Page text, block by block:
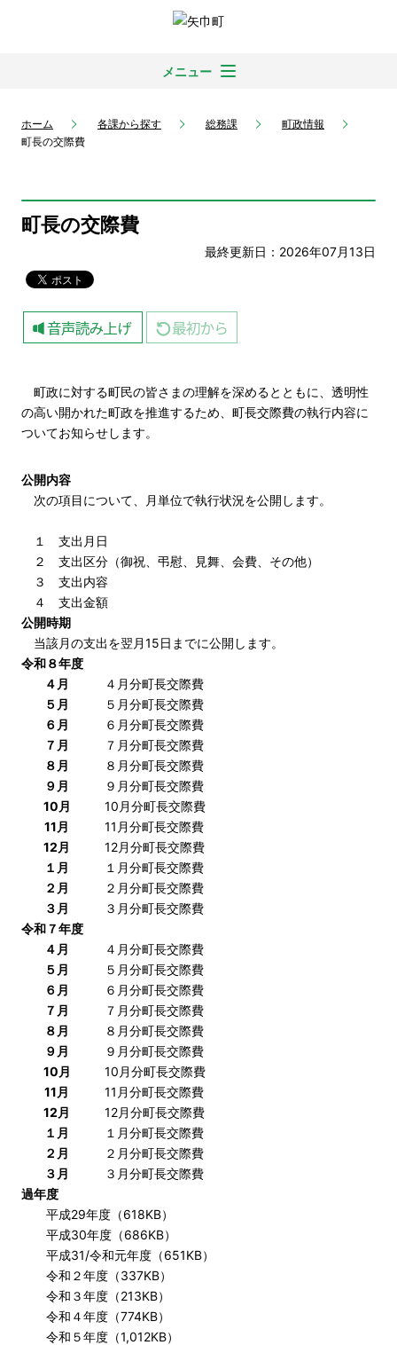
メニュー
ホーム 各課から探す 総務課
町政情報
町長の交際費
町長の交際費
最終更新日：2026年07月13日
町政に対する町民の皆さまの理解を深めるとともに、透明性
の高い開かれた町政を推進するため、町長交際費の執行内容に
ついてお知らせします。
公開内容
次の項目について、月単位で執行状況を公開します。
１ 支出月日
２ 支出区分（御祝、弔慰、見舞、会費、その他）
３ 支出内容
４ 支出金額
公開時期
当該月の支出を翌月15日までに公開します。
令和８年度
４月
４月分町長交際費
５月
５月分町長交際費
６月
６月分町長交際費
７月
７月分町長交際費
８月
８月分町長交際費
９月
９月分町長交際費
10月
10月分町長交際費
11月
11月分町長交際費
12月
12月分町長交際費
１月
１月分町長交際費
２月
２月分町長交際費
３月
３月分町長交際費
令和７年度
４月
４月分町長交際費
５月
５月分町長交際費
６月
６月分町長交際費
７月
７月分町長交際費
８月
８月分町長交際費
９月
９月分町長交際費
10月
10月分町長交際費
11月
11月分町長交際費
12月
12月分町長交際費
１月
１月分町長交際費
２月
２月分町長交際費
３月
３月分町長交際費
過年度
平成29年度（618KB）
平成30年度（686KB）
平成31/令和元年度（651KB）
令和２年度（337KB）
令和３年度（213KB）
令和４年度（774KB）
令和５年度（1,012KB）